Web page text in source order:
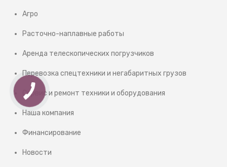
Агро
Расточно-наплавные работы
Аренда телескопических погрузчиков
Перевозка спецтехники и негабаритных грузов
Сервис и ремонт техники и оборудования
Наша компания
Финансирование
Новости